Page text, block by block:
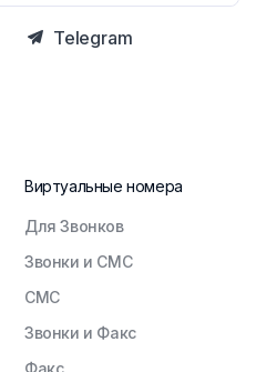
Telegram
Виртуальные номера
Для Звонков
Звонки и СМС
СМС
Звонки и Факс
Факс